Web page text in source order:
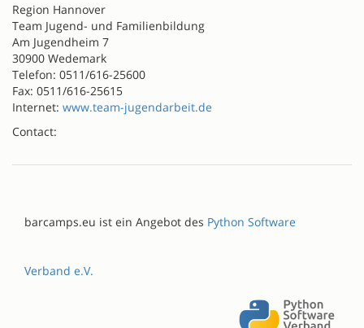
Region Hannover
Team Jugend- und Familienbildung
Am Jugendheim 7
30900 Wedemark
Telefon: 0511/616-25600
Fax: 0511/616-25615
Internet: www.team-jugendarbeit.de
Contact:
barcamps.eu ist ein Angebot des Python Software
Verband e.V.